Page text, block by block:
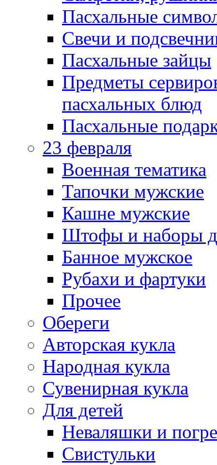
Пасхальные
Свечи и
Пасхальные зайцы
Предметы
пасхальных блюд
Пасхальные
23 февраля
Военная тематика
Тапочки мужские
Кашне мужские
Штофы и наборы
Банное мужское
Рубахи и фартуки
Прочее
Обереги
Авторская кукла
Народная кукла
Сувенирная кукла
Для детей
Неваляшки и
Свистульки